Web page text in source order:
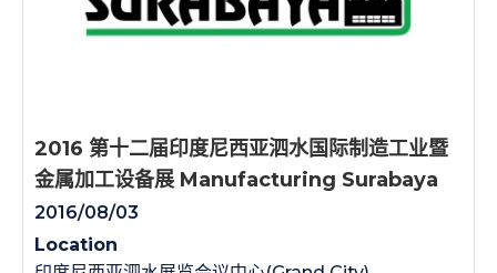
2016 第十二届印度尼西亚泗水国际制造工业暨
金属加工设备展 Manufacturing Surabaya
2016/08/03
Location